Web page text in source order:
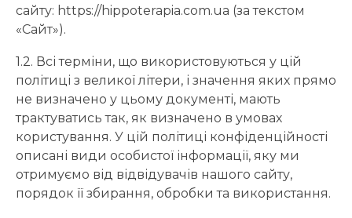
сайту: https://hippoterapia.com.ua (за текстом
«Сайт»).
1.2. Всі терміни, що використовуються у цій
політиці з великої літери, і значення яких прямо
не визначено у цьому документі, мають
трактуватись так, як визначено в умовах
користування. У цій політиці конфіденційності
описані види особистої інформації, яку ми
отримуємо від відвідувачів нашого сайту,
порядок її збирання, обробки та використання.